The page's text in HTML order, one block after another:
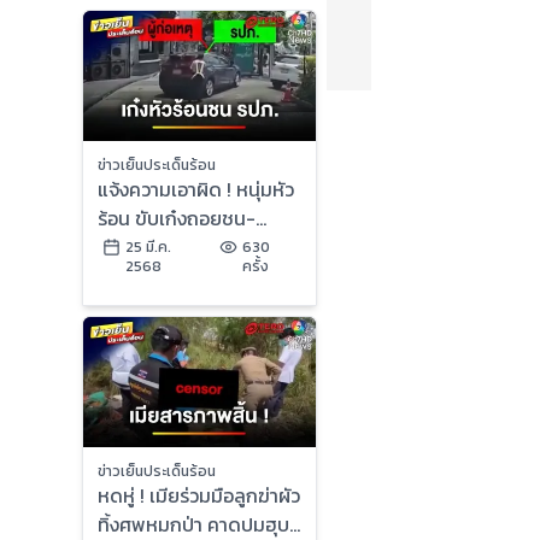
ข่าวเย็นประเด็นร้อน
แจ้งความเอาผิด ! หนุ่มหัว
ร้อน ขับเก๋งถอยชน-
ทำร้าย รปภ. | ข่าวเย็น
ประเด็นร้อน
25 มี.ค.
2568
630
ครั้ง
ข่าวเย็นประเด็นร้อน
หดหู่ ! เมียร่วมมือลูกฆ่าผัว
ทิ้งศพหมกป่า คาดปมฮุบ